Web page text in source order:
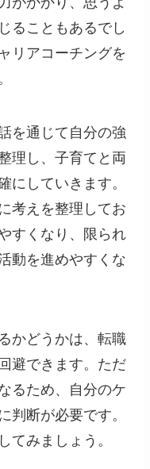
ることもあるでし
リアコーチングを
を通じて自分の強
理し、子育てと両
にしていきます。
考えを整理してお
すくなり、限られ
動を進めやすくな
かどうかは、転職
避できます。ただ
るため、自分のケ
判断が必要です。
てみましょう。